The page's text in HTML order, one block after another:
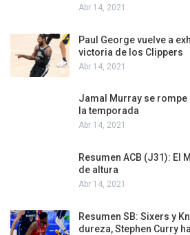
Abr 14, 2021
Paul George vuelve a
victoria de los Clippers
Abr 14, 2021
Jamal Murray se
la temporada
Abr 14, 2021
Resumen ACB (J31): El
de altura
Abr 14, 2021
Resumen SB: Sixers y
dureza, Stephen Curry